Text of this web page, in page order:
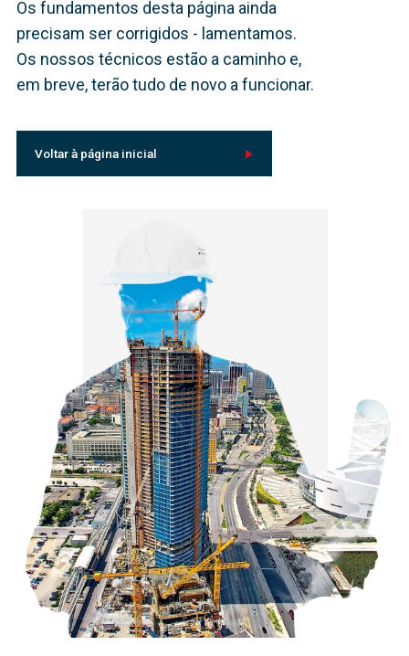
Os fundamentos desta página ainda
precisam ser corrigidos - lamentamos.
Os nossos técnicos estão a caminho e,
em breve, terão tudo de novo a funcionar.
Voltar à página inicial